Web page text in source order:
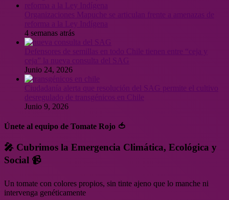
4 semanas atrás
Junio 24, 2026
Ciudadanía alerta que resolución del SAG permite el cultivo
desregulado de transgénicos en Chile
Junio 9, 2026
Únete al equipo de Tomate Rojo 🍅
🎤 Cubrimos la Emergencia Climática, Ecológica y
Social 📹
Un tomate con colores propios, sin tinte ajeno que lo manche ni
intervenga genéticamente